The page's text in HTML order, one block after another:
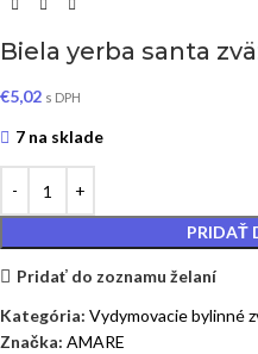
Biela yerba santa
€5,02 s DPH
7 na sklade
PRIDAŤ
Pridať do zoznamu želaní
Kategória: Vydymovacie bylinné
Značka: AMARE